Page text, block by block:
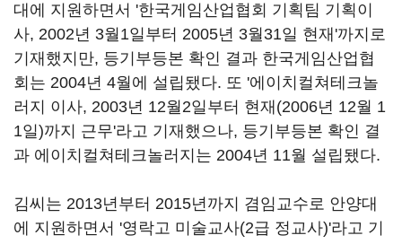
대에 지원하면서 '한국게임산업협회 기획팀 기획이
사, 2002년 3월1일부터 2005년 3월31일 현재'까지로
기재했지만, 등기부등본 확인 결과 한국게임산업협
회는 2004년 4월에 설립됐다. 또 '에이치컬쳐테크놀
러지 이사, 2003년 12월2일부터 현재(2006년 12월 1
1일)까지 근무'라고 기재했으나, 등기부등본 확인 결
과 에이치컬쳐테크놀러지는 2004년 11월 설립됐다.
김씨는 2013년부터 2015년까지 겸임교수로 안양대
에 지원하면서 '영락고 미술교사(2급 정교사)'라고 기